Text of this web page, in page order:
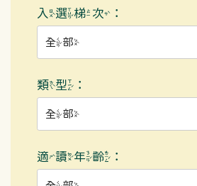
入選梯次：
類型：
適讀年齡：